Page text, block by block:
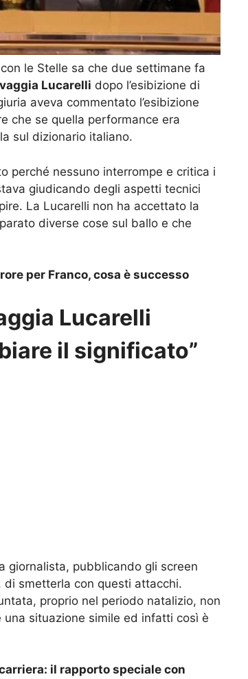
le Stelle sa che due settimane fa
Lucarelli dopo l’esibizione di
aveva commentato l’esibizione
che se quella performance era
sul dizionario italiano.
perché nessuno interrompe e critica i
giudicando degli aspetti tecnici
La Lucarelli non ha accettato la
diverse cose sul ballo e che
per Franco, cosa è successo
Lucarelli
il significato”
giornalista, pubblicando gli screen
smetterla con questi attacchi.
proprio nel periodo natalizio, non
situazione simile ed infatti così è
il rapporto speciale con